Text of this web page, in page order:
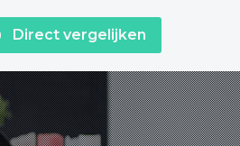
Direct vergelijken